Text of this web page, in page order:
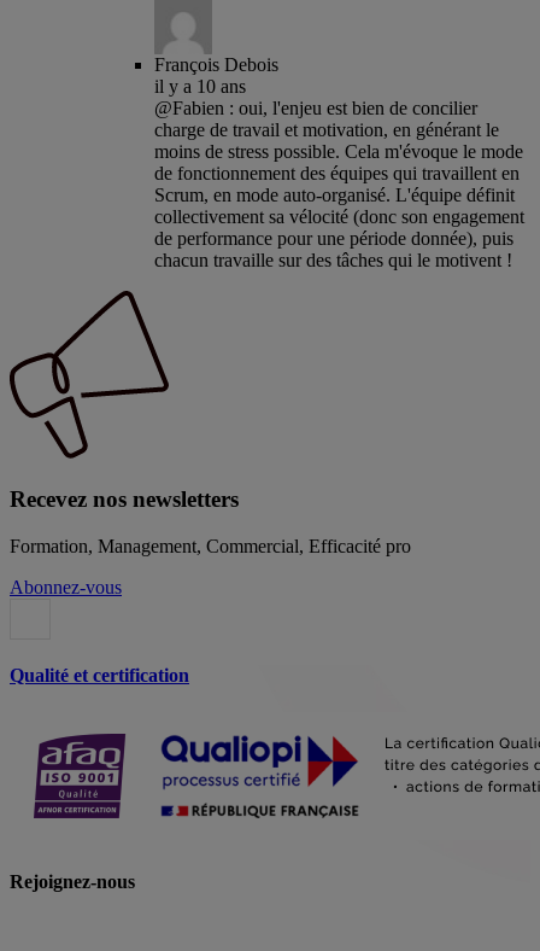
François Debois
il y a 10 ans
@Fabien : oui, l'enjeu est bien de concilier
charge de travail et motivation, en générant le
moins de stress possible. Cela m'évoque le mode
de fonctionnement des équipes qui travaillent en
Scrum, en mode auto-organisé. L'équipe définit
collectivement sa vélocité (donc son engagement
de performance pour une période donnée), puis
chacun travaille sur des tâches qui le motivent !
Recevez nos newsletters
Formation, Management, Commercial, Efficacité pro
Abonnez-vous
Qualité et certification
Rejoignez-nous